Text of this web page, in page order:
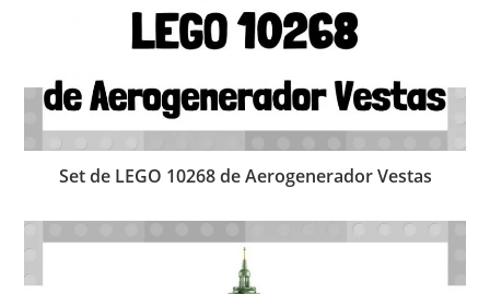
Set de LEGO 10268 de Aerogenerador Vestas